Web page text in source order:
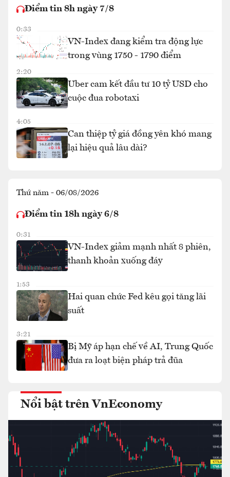
Điểm tin 8h ngày 7/8
0:33
VN-Index đang kiểm tra động lực
trong vùng 1750 - 1790 điểm
2:20
Uber cam kết đầu tư 10 tỷ USD cho
cuộc đua robotaxi
4:05
Can thiệp tỷ giá đồng yên khó mang
lại hiệu quả lâu dài?
Thứ năm - 06/08/2026
Điểm tin 18h ngày 6/8
0:31
VN-Index giảm mạnh nhất 8 phiên,
thanh khoản xuống đáy
1:53
Hai quan chức Fed kêu gọi tăng lãi
suất
3:21
Bị Mỹ áp hạn chế về AI, Trung Quốc
đưa ra loạt biện pháp trả đũa
Nổi bật trên VnEconomy